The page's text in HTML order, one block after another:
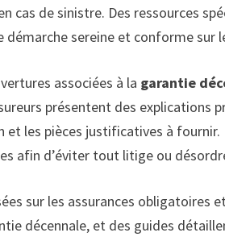
cas de sinistre. Des ressources
sereine et conforme sur
associées à la garantie
présentent des explications
les pièces justificatives à
afin d’éviter tout litige ou
sur les assurances obligatoires
décennale, et des guides